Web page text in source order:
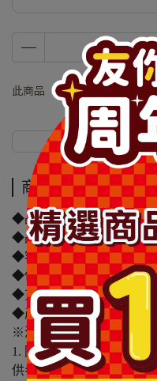
此商品 「 最高 」可以折抵紅
商品介紹
商品介紹
◆品牌名稱：凱婷
◆品名：凱婷 毛孔神隱妝
◆容量/規格：25ml
◆保存期限：1095天
◆貨源：公司貨
◆產地：日本
※溫馨提醒：
1. 因電腦螢幕設定及個
供參考，依實際收到商品